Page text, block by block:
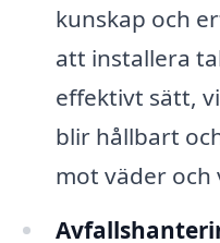
kunskap och
att installera
effektivt sätt,
blir hållbart
mot väder och